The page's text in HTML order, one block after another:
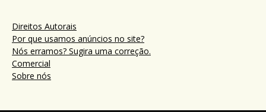
Direitos Autorais
Por que usamos anúncios no site?
Nós erramos? Sugira uma correção.
Comercial
Sobre nós